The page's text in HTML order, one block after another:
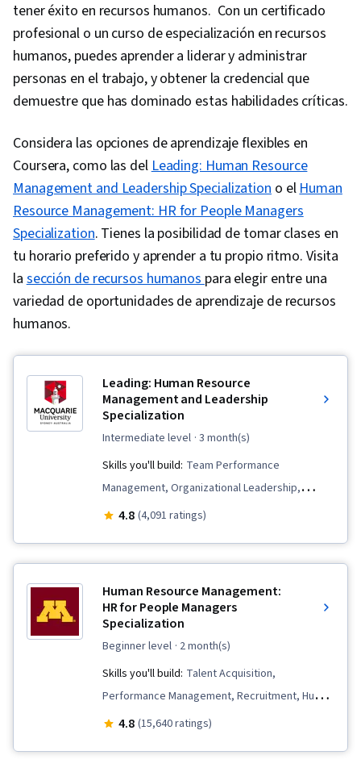
tener éxito en recursos humanos. Con un certificado
profesional o un curso de especialización en recursos
humanos, puedes aprender a liderar y administrar
personas en el trabajo, y obtener la credencial que
demuestre que has dominado estas habilidades críticas.
Considera las opciones de aprendizaje flexibles en
Coursera, como las delLeading: Human Resource
Management and Leadership Specialization o elHuman
Resource Management: HR for People Managers
Specialization. Tienes la posibilidad de tomar clases en
tu horario preferido y aprender a tu propio ritmo. Visita
lasección de recursos humanospara elegir entre una
variedad de oportunidades de aprendizaje de recursos
humanos.
Leading: Human Resource
Management and Leadership
Specialization
intermediate level · 3 month(s)
Skills you'll build: Team Performance
Management, Organizational Leadership,
Diversity and Inclusion, Business Leadership,
Thought Leadership, Leadership Studies, Team
Building, Human Resource Strategy,
Organizational Strategy, Brand Management,
Leadership and Management, Team
Management, Organizational Structure, Cultural
4.8 (4,091 ratings)
Human Resource Management:
HR for People Managers
Specialization
beginner level · 2 month(s)
Skills you'll build: Talent Acquisition,
Performance Management, Recruitment, Human
Resource Policies, Human Resource Strategy,
4.8 (15,640 ratings)